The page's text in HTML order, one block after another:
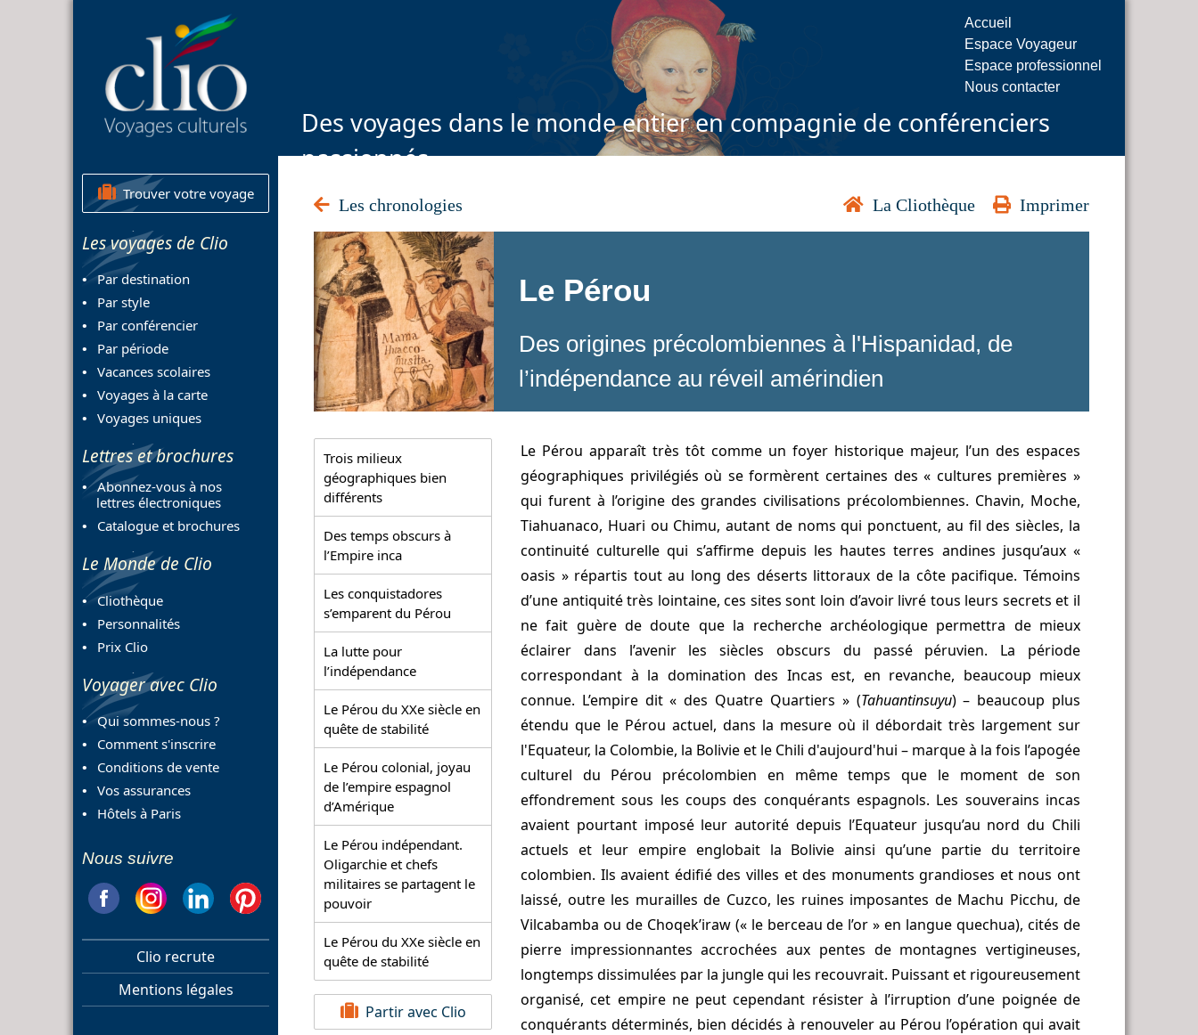
Accueil
Espace Voyageur
Espace professionnel
Nous contacter
Des voyages dans le monde entier en compagnie de conférenciers
passionnés
Trouver votre voyage
Les voyages de Clio
Par destination
Par style
Par conférencier
Par période
Vacances scolaires
Voyages à la carte
Voyages uniques
Lettres et brochures
Abonnez-vous à nos
lettres électroniques
Catalogue et brochures
Le Monde de Clio
Cliothèque
Personnalités
Prix Clio
Voyager avec Clio
Qui sommes-nous ?
Comment s'inscrire
Conditions de vente
Vos assurances
Hôtels à Paris
Nous suivre
Clio recrute
Mentions légales
Les chronologies La Cliothèque Imprimer
Le Pérou
Des origines précolombiennes à l'Hispanidad, de
l’indépendance au réveil amérindien
Trois milieux
géographiques bien
différents
Des temps obscurs à
l’Empire inca
Les conquistadores
s’emparent du Pérou
La lutte pour
l’indépendance
Le Pérou du XXe siècle en
quête de stabilité
Le Pérou colonial, joyau
de l’empire espagnol
d’Amérique
Le Pérou indépendant.
Oligarchie et chefs
militaires se partagent le
pouvoir
Le Pérou du XXe siècle en
quête de stabilité
Partir avec Clio
Le Pérou apparaît très tôt comme un foyer historique majeur, l’un des espaces
géographiques privilégiés où se formèrent certaines des « cultures premières »
qui furent à l’origine des grandes civilisations précolombiennes. Chavin, Moche,
Tiahuanaco, Huari ou Chimu, autant de noms qui ponctuent, au fil des siècles, la
continuité culturelle qui s’affirme depuis les hautes terres andines jusqu’aux «
oasis » répartis tout au long des déserts littoraux de la côte pacifique. Témoins
d’une antiquité très lointaine, ces sites sont loin d’avoir livré tous leurs secrets et il
ne fait guère de doute que la recherche archéologique permettra de mieux
éclairer dans l’avenir les siècles obscurs du passé péruvien. La période
correspondant à la domination des Incas est, en revanche, beaucoup mieux
connue. L’empire dit « des Quatre Quartiers » (Tahuantinsuyu) – beaucoup plus
étendu que le Pérou actuel, dans la mesure où il débordait très largement sur
l'Equateur, la Colombie, la Bolivie et le Chili d'aujourd'hui – marque à la fois l’apogée
culturel du Pérou précolombien en même temps que le moment de son
effondrement sous les coups des conquérants espagnols. Les souverains incas
avaient pourtant imposé leur autorité depuis l’Equateur jusqu’au nord du Chili
actuels et leur empire englobait la Bolivie ainsi qu’une partie du territoire
colombien. Ils avaient édifié des villes et des monuments grandioses et nous ont
laissé, outre les murailles de Cuzco, les ruines imposantes de Machu Picchu, de
Vilcabamba ou de Choqek’iraw (« le berceau de l’or » en langue quechua), cités de
pierre impressionnantes accrochées aux pentes de montagnes vertigineuses,
longtemps dissimulées par la jungle qui les recouvrait. Puissant et rigoureusement
organisé, cet empire ne peut cependant résister à l’irruption d’une poignée de
conquérants déterminés, bien décidés à renouveler au Pérou l’opération qui avait